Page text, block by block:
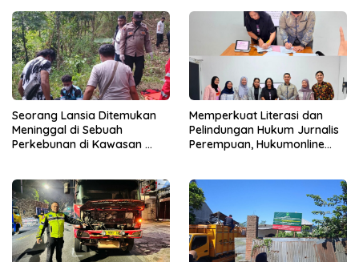
Seorang Lansia Ditemukan
Meninggal di Sebuah
Perkebunan di Kawasan
Memperkuat Literasi dan
Pelindungan Hukum Jurnalis
Perempuan, Hukumonline